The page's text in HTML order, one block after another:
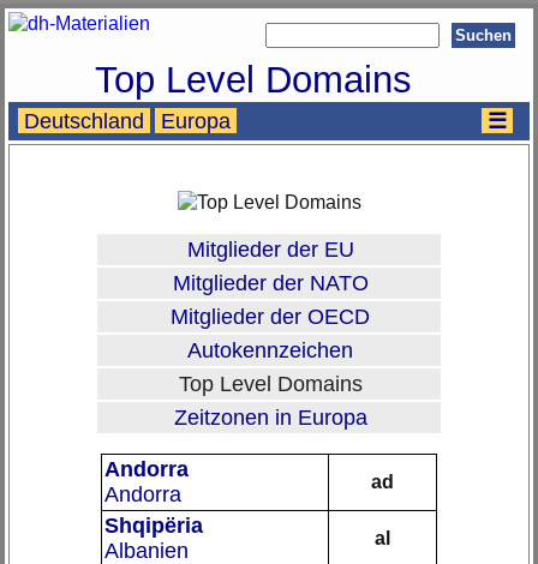
Top Level Domains
Deutschland Europa ☰
Mitglieder der EU
Mitglieder der NATO
Mitglieder der OECD
Autokennzeichen
Top Level Domains
Zeitzonen in Europa
Andorra
Andorra
ad
Shqipëria
Albanien
al